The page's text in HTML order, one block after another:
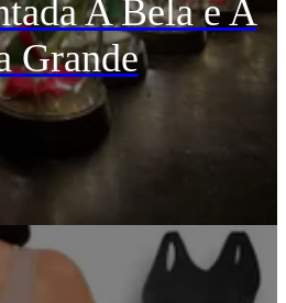
A Bela e A
Grande